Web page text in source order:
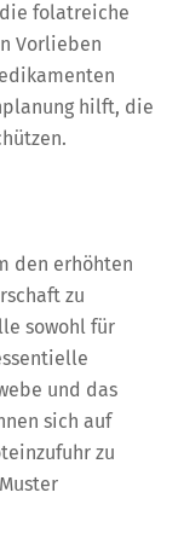
folatreiche
Vorlieben
hilft, die
den erhöhten
zu
sowohl für
und das
sich auf
zu